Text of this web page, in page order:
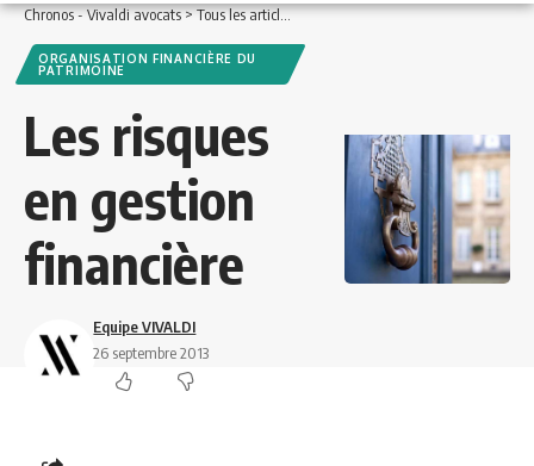
Chronos - Vivaldi avocats>Tous les articles >Finance et patrimoine>
ORGANISATION FINANCIÈRE DU
PATRIMOINE
Les risques
en gestion
financière
Equipe VIVALDI
26 septembre 2013